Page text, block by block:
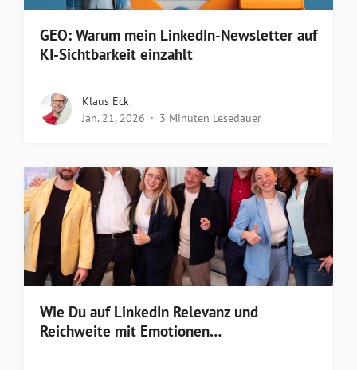
GEO: Warum mein LinkedIn-Newsletter auf
KI-Sichtbarkeit einzahlt
Klaus Eck
Jan. 21, 2026
3 Minuten Lesedauer
Wie Du auf LinkedIn Relevanz und
Reichweite mit Emotionen…